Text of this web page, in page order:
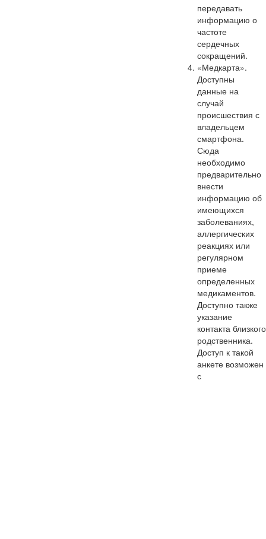
передавать
информацию о
частоте
сердечных
сокращений.
«Медкарта».
Доступны
данные на
случай
происшествия с
владельцем
смартфона.
Сюда
необходимо
предварительно
внести
информацию об
имеющихся
заболеваниях,
аллергических
реакциях или
регулярном
приеме
определенных
медикаментов.
Доступно также
указание
контакта близкого
родственника.
Доступ к такой
анкете возможен
с